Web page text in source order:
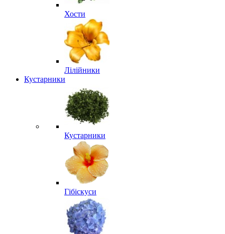
Хости
Лілійники
Кустарники
Кустарники
Гібіскуси